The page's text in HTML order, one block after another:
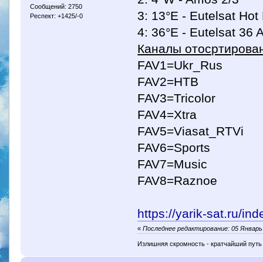
Сообщений: 2750
Респект: +1425/-0
3: 13°E - Eutelsat
4: 36°E - Eutelsat 36
Каналы
FAV1=Ukr_Rus
FAV2=HTB
FAV3=Tricolor
FAV4=Xtra
FAV5=Viasat_RTVi
FAV6=Sports
FAV7=Music
FAV8=Raznoe
https://yarik-sat.ru/
«Последнее редактирование: 05
Излишняя скромность - кратчайший путь